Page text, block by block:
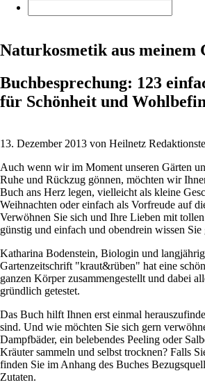
Naturkosmetik aus meinem
Buchbesprechung: 123
für Schönheit und
13. Dezember 2013 von Heilnetz
Auch wenn wir im Moment unseren Gärten
Ruhe und Rückzug gönnen, möchten wir
Buch ans Herz legen, vielleicht als kleine
Weihnachten oder einfach als Vorfreude auf
Verwöhnen Sie sich und Ihre Lieben mit
günstig und einfach und obendrein wissen Sie
Katharina Bodenstein, Biologin und
Gartenzeitschrift "kraut&rüben" hat eine
ganzen Körper zusammengestellt und dabei
gründlich getestet.
Das Buch hilft Ihnen erst einmal
sind. Und wie möchten Sie sich gern
Dampfbäder, ein belebendes Peeling oder
Kräuter sammeln und selbst trocknen? Falls
finden Sie im Anhang des Buches
Zutaten.